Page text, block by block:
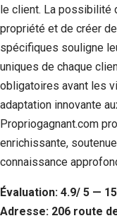
le client. La possibilité
propriété et de créer
spécifiques souligne
uniques de chaque
obligatoires avant les
adaptation innovante
Propriogagnant.com
enrichissante,
connaissance
Évaluation: 4.9/ 5 —
Adresse: 206 route